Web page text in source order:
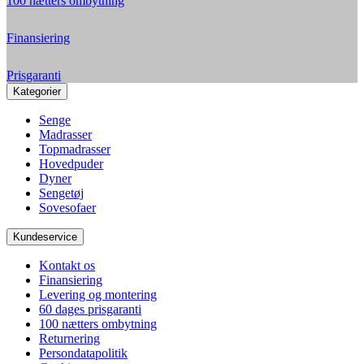
Finansiering
Prisgaranti
Kategorier
Senge
Madrasser
Topmadrasser
Hovedpuder
Dyner
Sengetøj
Sovesofaer
Kundeservice
Kontakt os
Finansiering
Levering og montering
60 dages prisgaranti
100 nætters ombytning
Returnering
Persondatapolitik